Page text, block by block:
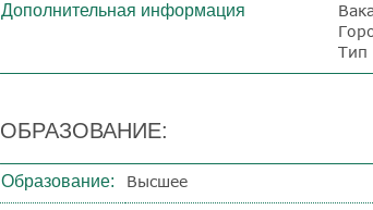
Дополнительная информация
Тип
ОБРАЗОВАНИЕ:
Образование: Высшее